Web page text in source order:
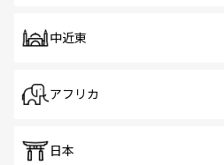
中近東
アフリカ
日本